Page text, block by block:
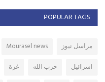
POPULAR TAGS
مراسل نيوز Mourasel news
اسرائيل
حزب الله غزة